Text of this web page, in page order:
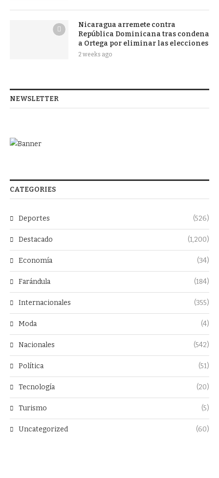
Nicaragua arremete contra
República Dominicana tras condena
a Ortega por eliminar las elecciones
2 weeks ago
NEWSLETTER
CATEGORIES
Deportes (526)
Destacado (1,200)
Economía (34)
Farándula (184)
Internacionales (355)
Moda (4)
Nacionales (542)
Política (51)
Tecnología (20)
Turismo (5)
Uncategorized (60)